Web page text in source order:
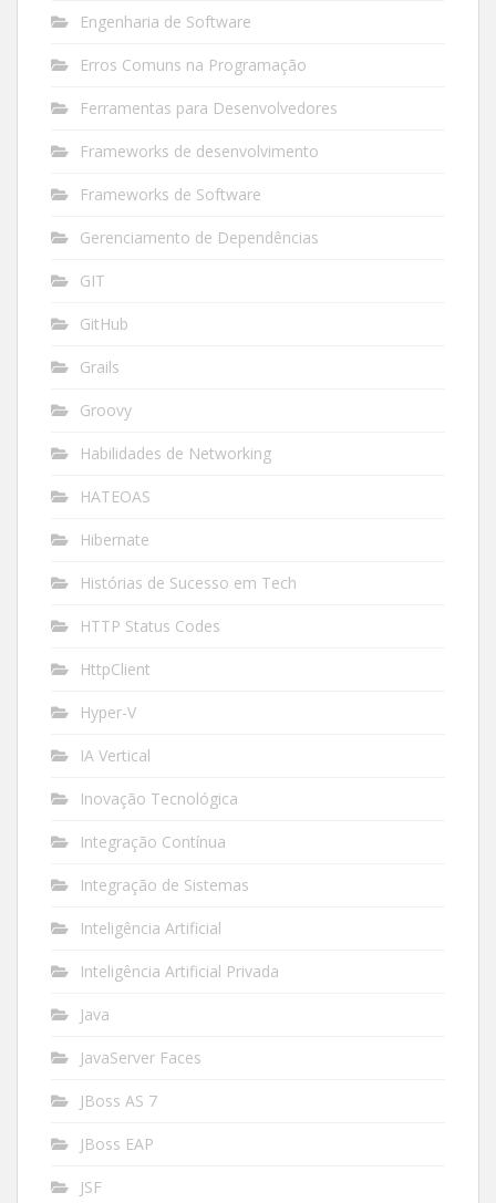
Engenharia de Software
Erros Comuns na Programação
Ferramentas para Desenvolvedores
Frameworks de desenvolvimento
Frameworks de Software
Gerenciamento de Dependências
GIT
GitHub
Grails
Groovy
Habilidades de Networking
HATEOAS
Hibernate
Histórias de Sucesso em Tech
HTTP Status Codes
HttpClient
Hyper-V
IA Vertical
Inovação Tecnológica
Integração Contínua
Integração de Sistemas
Inteligência Artificial
Inteligência Artificial Privada
Java
JavaServer Faces
JBoss AS 7
JBoss EAP
JSF